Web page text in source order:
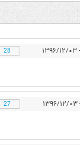
28
27